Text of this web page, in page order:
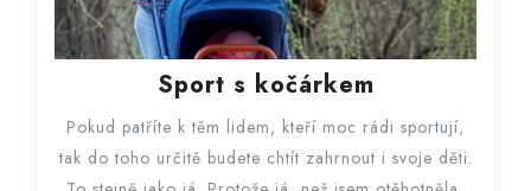
Sport s kočárkem
s
kočárkem
Pokud patříte k těm lidem, kteří moc rádi sportují,
tak do toho určitě budete chtít zahrnout i svoje děti.